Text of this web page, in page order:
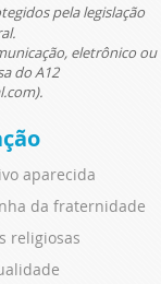
pela legislação
eletrônico ou
do A12
aparecida
da fraternidade
religiosas